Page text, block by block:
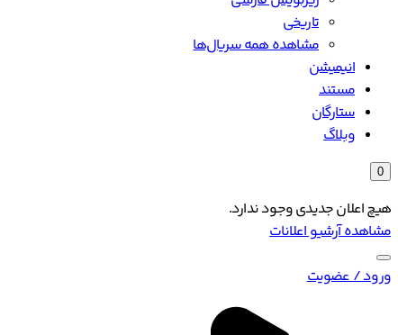
تاریخی
مشاهده همه سریال‌ها
انیمیشن
مستند
ستارگان
وبلاگ
0
هیچ اعلان جدیدی وجود ندارد.
مشاهده آرشیو اعلانات
ورود / عضویت